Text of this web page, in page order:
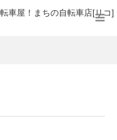
車屋！まちの自転車店[リコ]